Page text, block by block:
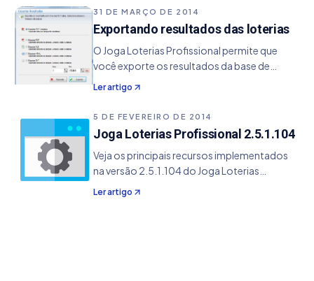
XML, DBF entre outros para alguns módulos
de estatísticas e outros em gerais.
31 DE MARÇO DE 2014
Exportando resultados das loterias
O Joga Loterias Profissional permite que
você exporte os resultados da base de
dados em vários formatos, de acordo a sua
necessidade. Exportando Acesse o módulo
Resultado das Loterias. Na tela seguinte,
podemos…
Ler artigo
5 DE FEVEREIRO DE 2014
Joga Loterias Profissional 2.5.1.104
Veja os principais recursos implementados
na versão 2.5.1.104 do Joga Loterias
Profissional. - Corrigido bug na exportação
de resultados no módulo Resultados das
Ler artigo